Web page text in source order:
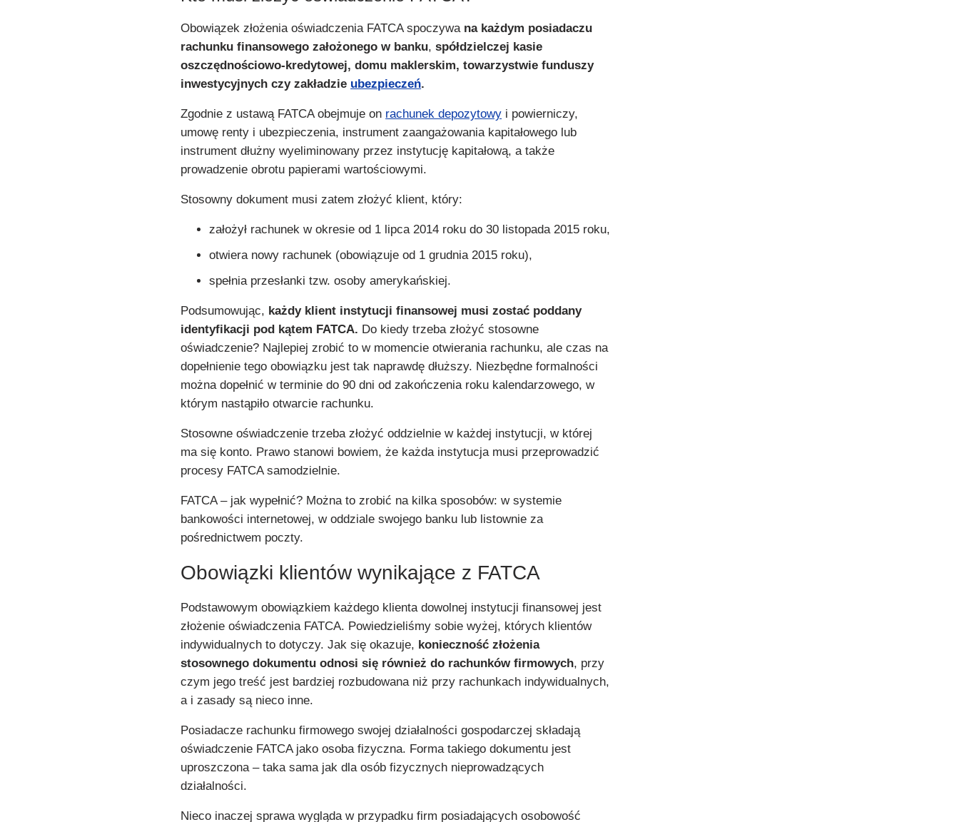
Obowiązek złożenia oświadczenia FATCA spoczywa na każdym posiadaczu
rachunku finansowego założonego w banku,spółdzielczej kasie
oszczędnościowo-kredytowej, domu maklerskim, towarzystwie funduszy
inwestycyjnych czy zakładzie ubezpieczeń.
Zgodnie z ustawą FATCA obejmuje on rachunek depozytowy i powierniczy,
umowę renty i ubezpieczenia, instrument zaangażowania kapitałowego lub
instrument dłużny wyeliminowany przez instytucję kapitałową, a także
prowadzenie obrotu papierami wartościowymi.
Stosowny dokument musi zatem złożyć klient, który:
założył rachunek w okresie od 1 lipca 2014 roku do 30 listopada 2015 roku,
otwiera nowy rachunek (obowiązuje od 1 grudnia 2015 roku),
spełnia przesłanki tzw. osoby amerykańskiej.
Podsumowując, każdy klient instytucji finansowej musi zostać poddany
identyfikacji pod kątem FATCA. Do kiedy trzeba złożyć stosowne
oświadczenie? Najlepiej zrobić to w momencie otwierania rachunku, ale czas na
dopełnienie tego obowiązku jest tak naprawdę dłuższy. Niezbędne formalności
można dopełnić w terminie do 90 dni od zakończenia roku kalendarzowego, w
którym nastąpiło otwarcie rachunku.
Stosowne oświadczenie trzeba złożyć oddzielnie w każdej instytucji, w której
ma się konto. Prawo stanowi bowiem, że każda instytucja musi przeprowadzić
procesy FATCA samodzielnie.
FATCA – jak wypełnić? Można to zrobić na kilka sposobów: w systemie
bankowości internetowej, w oddziale swojego banku lub listownie za
pośrednictwem poczty.
Obowiązki klientów wynikające z FATCA
Podstawowym obowiązkiem każdego klienta dowolnej instytucji finansowej jest
złożenie oświadczenia FATCA. Powiedzieliśmy sobie wyżej, których klientów
indywidualnych to dotyczy. Jak się okazuje, konieczność złożenia
stosownego dokumentu odnosi się również do rachunków firmowych, przy
czym jego treść jest bardziej rozbudowana niż przy rachunkach indywidualnych,
a i zasady są nieco inne.
Posiadacze rachunku firmowego swojej działalności gospodarczej składają
oświadczenie FATCA jako osoba fizyczna. Forma takiego dokumentu jest
uproszczona – taka sama jak dla osób fizycznych nieprowadzących
działalności.
Nieco inaczej sprawa wygląda w przypadku firm posiadających osobowość